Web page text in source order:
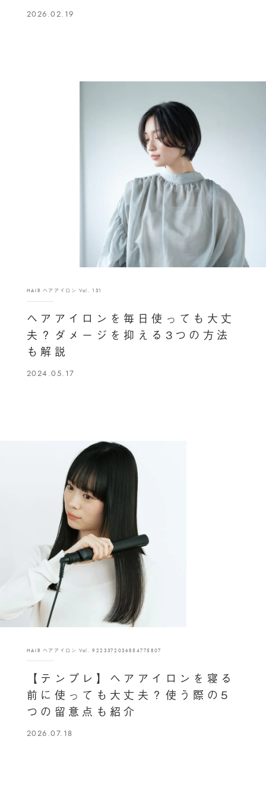
2026.02.19
HAIR ヘアアイロン Vol. 131
ヘアアイロンを毎日使っても大丈
夫？ダメージを抑える3つの方法
も解説
2024.05.17
HAIR ヘアアイロン Vol. 9223372036854775807
【テンプレ】ヘアアイロンを寝る
前に使っても大丈夫？使う際の5
つの留意点も紹介
2026.07.18